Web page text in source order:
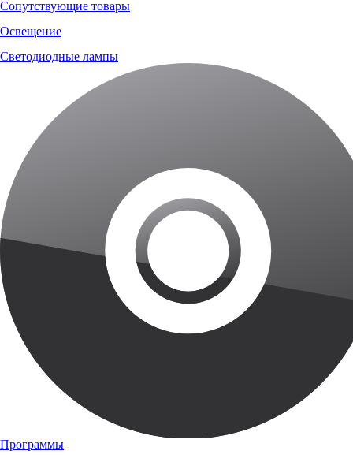
Сопутствующие товары
Освещение
Светодиодные лампы
Программы